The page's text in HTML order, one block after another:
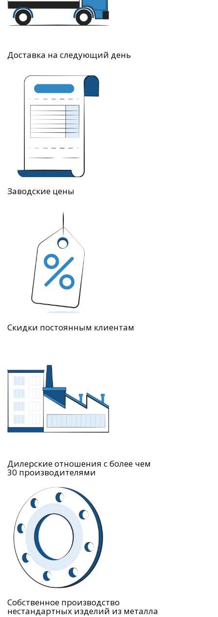
Доставка на следующий день
Заводские цены
Скидки постоянным клиентам
Дилерские отношения с более чем
30 производителями
Собственное производство
нестандартных изделий из металла